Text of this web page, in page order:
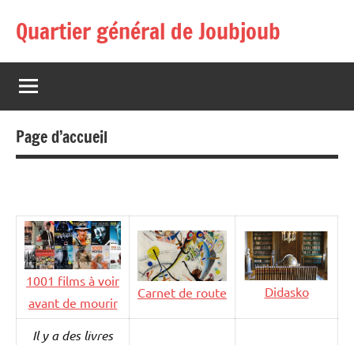
Quartier général de Joubjoub
Page d’accueil
1001 films à voir
avant de mourir
Carnet de route Didasko
Il y a des livres